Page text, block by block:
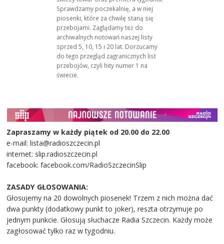
Sprawdzamy poczekalnię, a w niej
piosenki, które za chwilę staną się
przebojami. Zaglądamy też do
archiwalnych notowań naszej listy
sprzed 5, 10, 15 i 20 lat. Dorzucamy
do tego przegląd zagranicznych list
przebojów, czyli hity numer 1 na
świecie.
Zapraszamy w każdy piątek od 20.00 do 22.00
e-mail: lista@radioszczecin.pl
internet: slip.radioszczecin.pl
facebook: facebook.com/RadioSzczecinSlip
ZASADY GŁOSOWANIA:
Głosujemy na 20 dowolnych piosenek! Trzem z nich można dać
dwa punkty (dodatkowy punkt to joker), reszta otrzymuje po
jednym punkcie. Głosują słuchacze Radia Szczecin. Każdy może
zagłosować tylko raz w tygodniu.